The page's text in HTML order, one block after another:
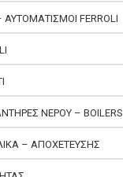
FERROLI
ΝΕΡΟΥ – BOILERS
– ΑΠΟΧΕΤΕΥΣΗΣ